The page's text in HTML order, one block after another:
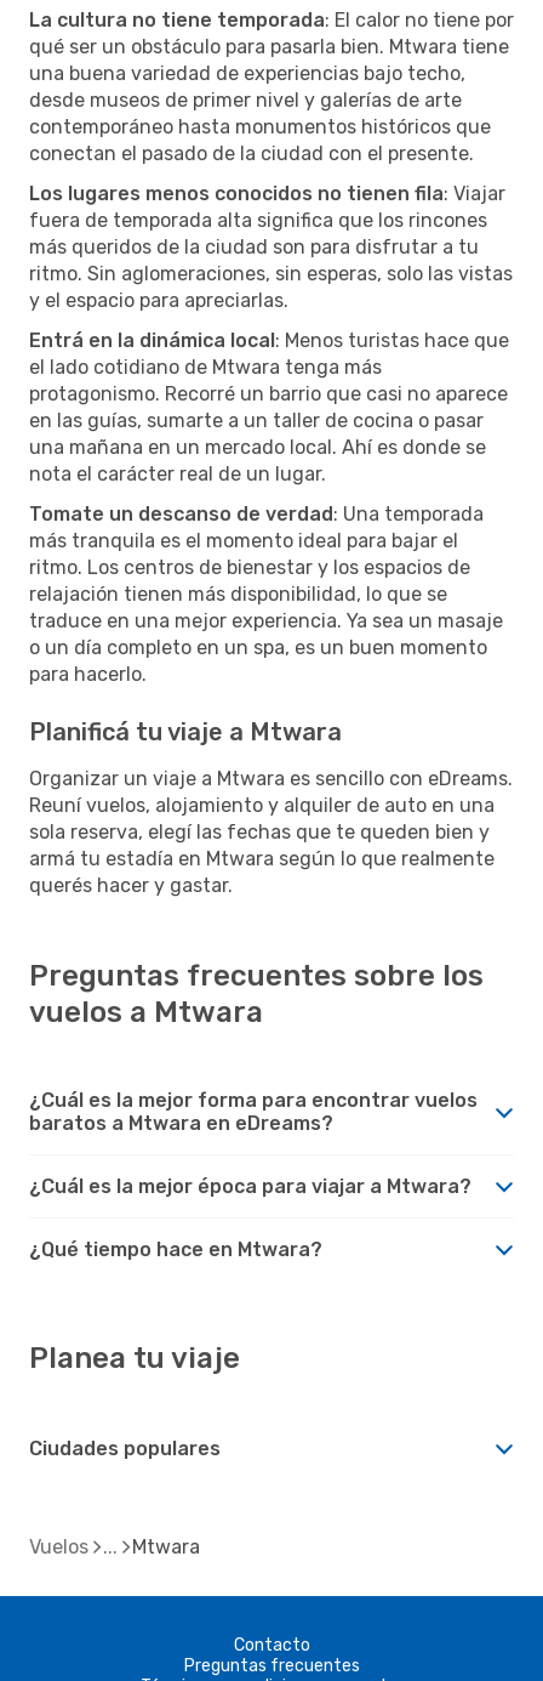
La cultura no tiene temporada: El calor no tiene por
qué ser un obstáculo para pasarla bien. Mtwara tiene
una buena variedad de experiencias bajo techo,
desde museos de primer nivel y galerías de arte
contemporáneo hasta monumentos históricos que
conectan el pasado de la ciudad con el presente.
Los lugares menos conocidos no tienen fila: Viajar
fuera de temporada alta significa que los rincones
más queridos de la ciudad son para disfrutar a tu
ritmo. Sin aglomeraciones, sin esperas, solo las vistas
y el espacio para apreciarlas.
Entrá en la dinámica local: Menos turistas hace que
el lado cotidiano de Mtwara tenga más
protagonismo. Recorré un barrio que casi no aparece
en las guías, sumarte a un taller de cocina o pasar
una mañana en un mercado local. Ahí es donde se
nota el carácter real de un lugar.
Tomate un descanso de verdad: Una temporada
más tranquila es el momento ideal para bajar el
ritmo. Los centros de bienestar y los espacios de
relajación tienen más disponibilidad, lo que se
traduce en una mejor experiencia. Ya sea un masaje
o un día completo en un spa, es un buen momento
para hacerlo.
Planificá tu viaje a Mtwara
Organizar un viaje a Mtwara es sencillo con eDreams.
Reuní vuelos, alojamiento y alquiler de auto en una
sola reserva, elegí las fechas que te queden bien y
armá tu estadía en Mtwara según lo que realmente
querés hacer y gastar.
Preguntas frecuentes sobre los
vuelos a Mtwara
¿Cuál es la mejor forma para encontrar vuelos
baratos a Mtwara en eDreams?
¿Cuál es la mejor época para viajar a Mtwara?
¿Qué tiempo hace en Mtwara?
Planea tu viaje
Ciudades populares
Vuelos Mtwara
Contacto
Preguntas frecuentes